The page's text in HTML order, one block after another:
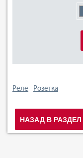
Реле Розетка
НАЗАД В РАЗДЕЛ